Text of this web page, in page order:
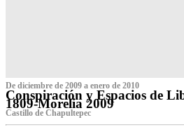
De diciembre de 2009 a enero de 2010
Conspiración y Espacios de
1809-Morelia 2009
Castillo de Chapultepec